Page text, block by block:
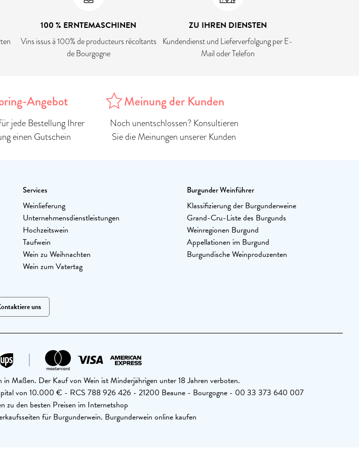
100 % ERNTEMASCHINEN
Vins issus à 100% de producteurs récoltants
de Bourgogne
ZU IHREN DIENSTEN
Kundendienst und Lieferverfolgung per E-
Mail oder Telefon
Angebot
jede Bestellung Ihrer
einen Gutschein
Meinung der Kunden
Noch unentschlossen? Konsultieren
Sie die Meinungen unserer Kunden
Services
Weinlieferung
Unternehmensdienstleistungen
Hochzeitswein
Taufwein
Wein zu Weihnachten
Wein zum Vatertag
Burgunder Weinführer
Klassifizierung der Burgunderweine
Grand-Cru-Liste des Burgunds
Weinregionen Burgund
Appellationen im Burgund
Burgundische Weinproduzenten
uns
Maßen. Der Kauf von Wein ist Minderjährigen unter 18 Jahren verboten.
von 10.000 € - RCS 788 926 426 - 21200 Beaune - Bourgogne - 00 33 373 640 007
zu den besten Preisen im Internetshop
für Burgunderwein. Burgunderwein online kaufen